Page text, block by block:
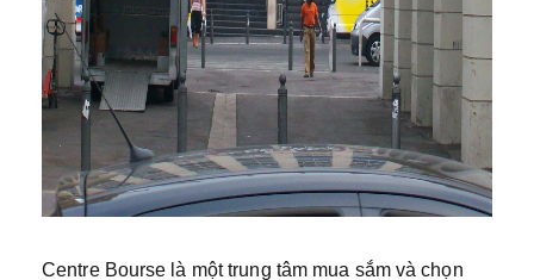
Centre Bourse là một trung tâm mua sắm và chọn